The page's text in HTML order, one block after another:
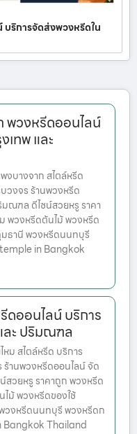
ริการจัดส่งพวงหรีดใน
พวงหรีดออนไลน์
เทพ และ
บางจาก สไตล์หรีด
วงจร ร้านพวงหรีด
ณฑล ดีไซน์สวยหรู ราคา
พวงหรีดต้นไม้ พวงหรีด
มธานี พวงหรีดนนทบุรี
in Bangkok
ออนไลน์ บริการ
ละ ปริมณฑล
ม สไตล์หรีด บริการ
านพวงหรีดออนไลน์ จัด
สวยหรู ราคาถูก พวงหรีด
ม้ พวงหรีดของใช้
วงหรีดนนทบุรี พวงหรีดก
Thailand